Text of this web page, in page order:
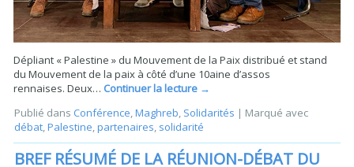
Dépliant « Palestine » du Mouvement de la Paix distribué et stand
du Mouvement de la paix à côté d’une 10aine d’assos
rennaises. Deux… Continuer la lecture →
Publié dans Conférence,Maghreb, Solidarités | Marqué avec
débat,Palestine,partenaires, solidarité
BREF RÉSUMÉ DE LA RÉUNION-DÉBAT DU